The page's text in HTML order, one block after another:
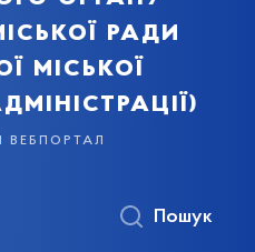
ради
міської
вебпортал
Пошук